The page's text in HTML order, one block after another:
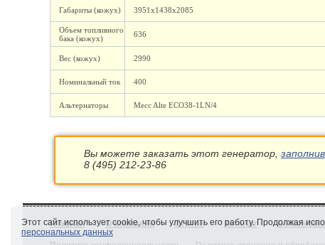
Габариты (кожух) 3951х1438х2085
Объем топливного
бака (кожух)
636
Вес (кожух) 2990
Номинальный ток 400
Альтернаторы Mecc Alte ECO38-1LN/4
Вы можете заказать этот генератор,
8 (495) 212-23-86
Главная О компании Статьи Каталог
Этот сайт использует cookie, чтобы улучшить его работу. Продолжая
персональных данных